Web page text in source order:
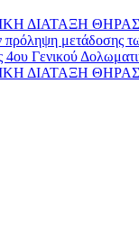
ΔΙΑΤΑΞΗ
μετάδοσης
4ου Γενικού
ΔΙΑΤΑΞΗ